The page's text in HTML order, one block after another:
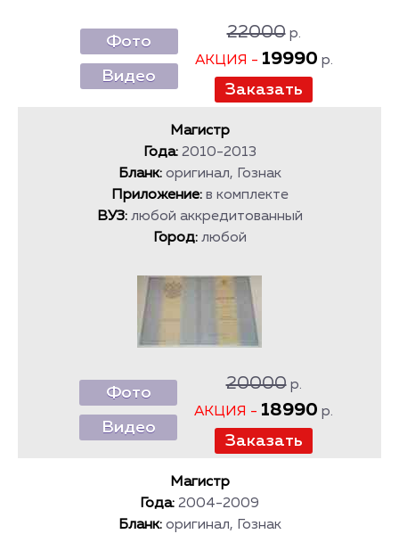
Фото
Видео
22000р.
АКЦИЯ - 19990 р.
Магистр
Года: 2010-2013
Бланк: оригинал, Гознак
Приложение: в комплекте
ВУЗ: любой аккредитованный
Город: любой
Фото
Видео
20000р.
АКЦИЯ - 18990 р.
Магистр
Года: 2004-2009
Бланк: оригинал, Гознак